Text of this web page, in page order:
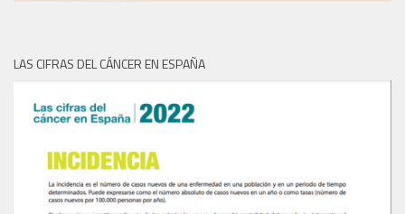
LAS CIFRAS DEL CÁNCER EN ESPAÑA